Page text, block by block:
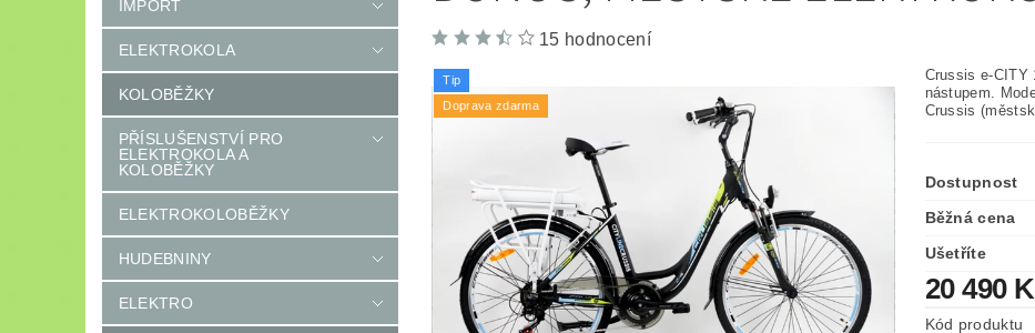
IMPORT
ELEKTROKOLA
KOLOBĚŽKY
PŘÍSLUŠENSTVÍ PRO
ELEKTROKOLA A
KOLOBĚŽKY
ELEKTROKOLOBĚŽKY
HUDEBNINY
ELEKTRO
15 hodnocení
Tip
Doprava zdarma
Crussis e-CITY
nástupem.
Crussis
Dostupnost
Běžná cena
Ušetříte
20 490
Kód produktu